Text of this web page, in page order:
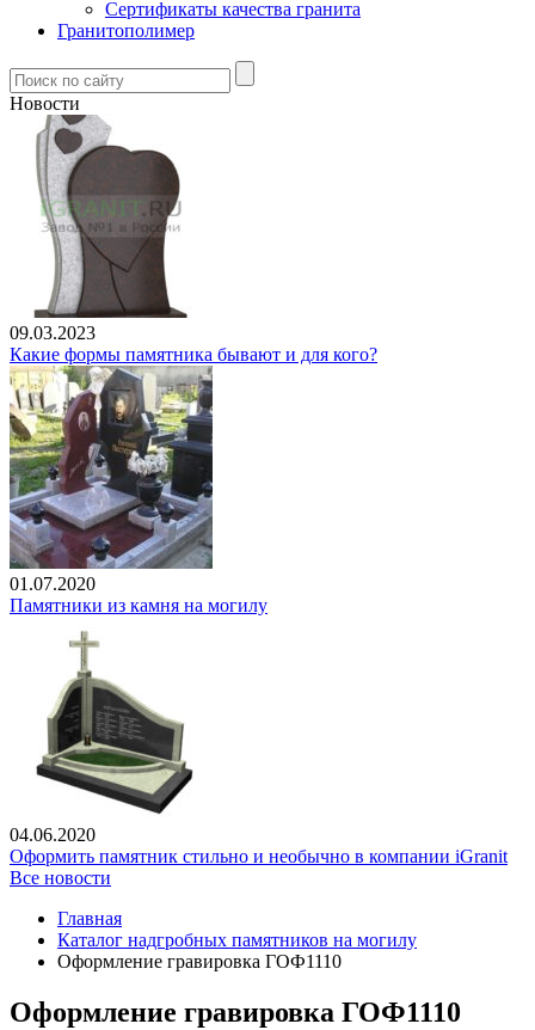
Сертификаты качества гранита
Гранитополимер
Новости
09.03.2023
Какие формы памятника бывают и для кого?
01.07.2020
Памятники из камня на могилу
04.06.2020
Оформить памятник стильно и необычно в компании iGranit
Все новости
Главная
Каталог надгробных памятников на могилу
Оформление гравировка ГОФ1110
Оформление гравировка ГОФ1110